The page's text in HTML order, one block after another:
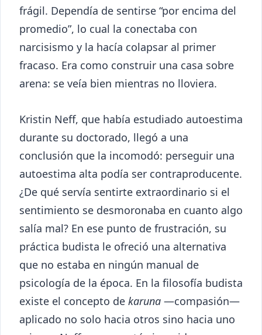
frágil. Dependía de sentirse “por encima del
promedio”, lo cual la conectaba con
narcisismo y la hacía colapsar al primer
fracaso. Era como construir una casa sobre
arena: se veía bien mientras no lloviera.
Kristin Neff, que había estudiado autoestima
durante su doctorado, llegó a una
conclusión que la incomodó: perseguir una
autoestima alta podía ser contraproducente.
¿De qué servía sentirte extraordinario si el
sentimiento se desmoronaba en cuanto algo
salía mal? En ese punto de frustración, su
práctica budista le ofreció una alternativa
que no estaba en ningún manual de
psicología de la época. En la filosofía budista
existe el concepto de karuna —compasión—
aplicado no solo hacia otros sino hacia uno